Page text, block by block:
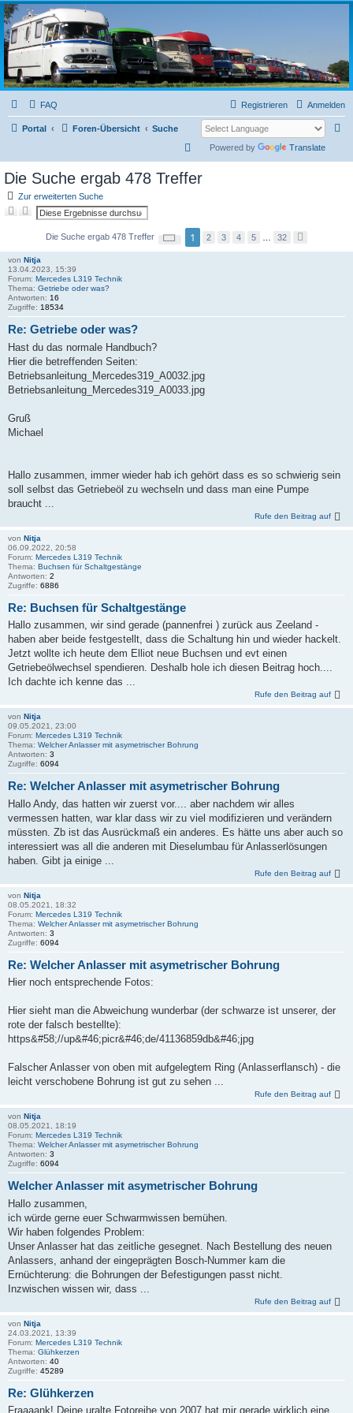
L319-forum.de
FAQ Anmelden
Registrieren
Portal Foren-Übersicht Suche
Powered by Translate
c
Die Suche ergab 478 Treffer
Zur erweiterten Suche
t
e
r
t
e
S
c
h
Die Suche ergab 478 Treffer
i
3
1 2 3 4 5 32
von Nitja
13.04.2023, 15:39
Forum: Mercedes L319 Technik
Thema: Getriebe oder was?
Antworten: 16
Zugriffe: 18534
Re: Getriebe oder was?
Hast du das normale Handbuch?
Hier die betreffenden Seiten:
Betriebsanleitung_Mercedes319_A0032.jpg
Betriebsanleitung_Mercedes319_A0033.jpg
Gruß
Michael
Hallo zusammen, immer wieder hab ich gehört dass es so schwierig sein
soll selbst das Getriebeöl zu wechseln und dass man eine Pumpe
braucht ...
Rufe den Beitrag auf
von Nitja
06.09.2022, 20:58
Forum: Mercedes L319 Technik
Thema: Buchsen für Schaltgestänge
Antworten: 2
Zugriffe: 6886
Re: Buchsen für Schaltgestänge
Hallo zusammen, wir sind gerade (pannenfrei ) zurück aus Zeeland -
haben aber beide festgestellt, dass die Schaltung hin und wieder hackelt.
Jetzt wollte ich heute dem Elliot neue Buchsen und evt einen
Getriebeölwechsel spendieren. Deshalb hole ich diesen Beitrag hoch....
Ich dachte ich kenne das ...
Rufe den Beitrag auf
von Nitja
09.05.2021, 23:00
Forum: Mercedes L319 Technik
Thema: Welcher Anlasser mit asymetrischer Bohrung
Antworten: 3
Zugriffe: 6094
Re: Welcher Anlasser mit asymetrischer Bohrung
Hallo Andy, das hatten wir zuerst vor.... aber nachdem wir alles
vermessen hatten, war klar dass wir zu viel modifizieren und verändern
müssten. Zb ist das Ausrückmaß ein anderes. Es hätte uns aber auch so
interessiert was all die anderen mit Dieselumbau für Anlasserlösungen
haben. Gibt ja einige ...
Rufe den Beitrag auf
von Nitja
08.05.2021, 18:32
Forum: Mercedes L319 Technik
Thema: Welcher Anlasser mit asymetrischer Bohrung
Antworten: 3
Zugriffe: 6094
Re: Welcher Anlasser mit asymetrischer Bohrung
Hier noch entsprechende Fotos:
Hier sieht man die Abweichung wunderbar (der schwarze ist unserer, der
rote der falsch bestellte):
https&#58;//up&#46;picr&#46;de/41136859db&#46;jpg
Falscher Anlasser von oben mit aufgelegtem Ring (Anlasserflansch) - die
leicht verschobene Bohrung ist gut zu sehen ...
Rufe den Beitrag auf
von Nitja
08.05.2021, 18:19
Forum: Mercedes L319 Technik
Thema: Welcher Anlasser mit asymetrischer Bohrung
Antworten: 3
Zugriffe: 6094
Welcher Anlasser mit asymetrischer Bohrung
Hallo zusammen,
ich würde gerne euer Schwarmwissen bemühen.
Wir haben folgendes Problem:
Unser Anlasser hat das zeitliche gesegnet. Nach Bestellung des neuen
Anlassers, anhand der eingeprägten Bosch-Nummer kam die
Ernüchterung: die Bohrungen der Befestigungen passt nicht.
Inzwischen wissen wir, dass ...
Rufe den Beitrag auf
von Nitja
24.03.2021, 13:39
Forum: Mercedes L319 Technik
Thema: Glühkerzen
Antworten: 40
Zugriffe: 45289
Re: Glühkerzen
Fraaaank! Deine uralte Fotoreihe von 2007 hat mir gerade wirklich eine